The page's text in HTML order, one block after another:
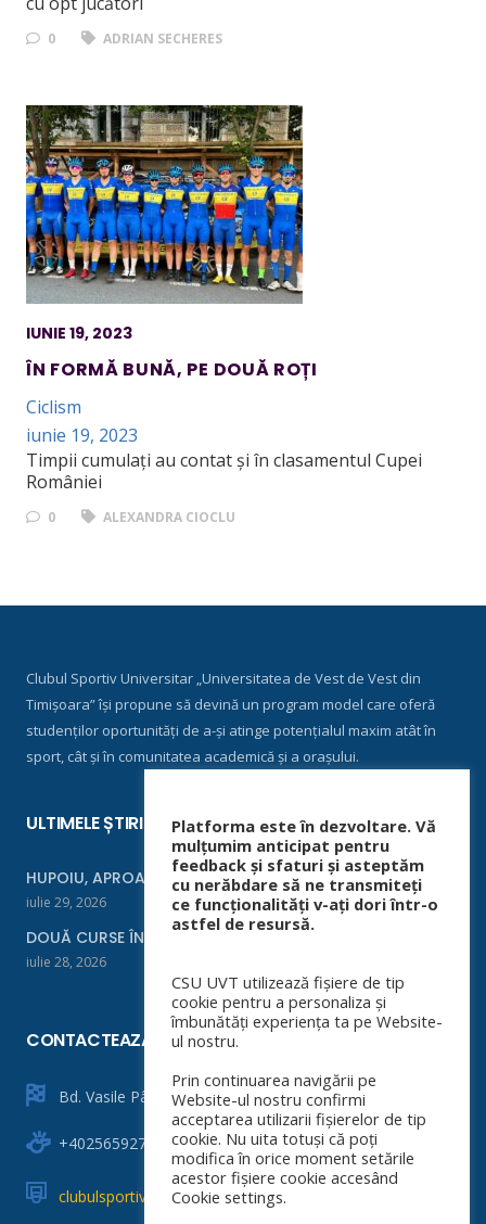
0 ADRIAN SECHERES
IUNIE 19, 2023
ÎN FORMĂ BUNĂ, PE DOUĂ ROȚI
Ciclism
iunie 19, 2023
Timpii cumulați au contat și în clasamentul Cupei
României
0 ALEXANDRA CIOCLU
Clubul Sportiv Universitar „Universitatea de Vest de Vest din
Timișoara” își propune să devină un program model care oferă
studenților oportunități de a-și atinge potențialul maxim atât în
sport, cât și în comunitatea academică și a orașului.
ULTIMELE ȘTIRI
HUPOIU, APROAPE DE FINALĂ LA ORADEA
iulie 29, 2026
DOUĂ CURSE ÎNTR-UN WEEKEND
iulie 28, 2026
CONTACTEAZĂ-NE
Bd. Vasile Pârvan nr. 4
+40256592760
clubulsportiv@e-uvt.ro
Platforma este în dezvoltare. Vă
mulțumim anticipat pentru
feedback și sfaturi și asteptăm
cu nerăbdare să ne transmiteți
ce funcționalități v-ați dori într-o
astfel de resursă.
CSU UVT utilizează fișiere de tip
cookie pentru a personaliza și
îmbunătăți experiența ta pe Website-
ul nostru.
Prin continuarea navigării pe
Website-ul nostru confirmi
acceptarea utilizarii fișierelor de tip
cookie. Nu uita totuși că poți
modifica în orice moment setările
acestor fișiere cookie accesând
Cookie settings.